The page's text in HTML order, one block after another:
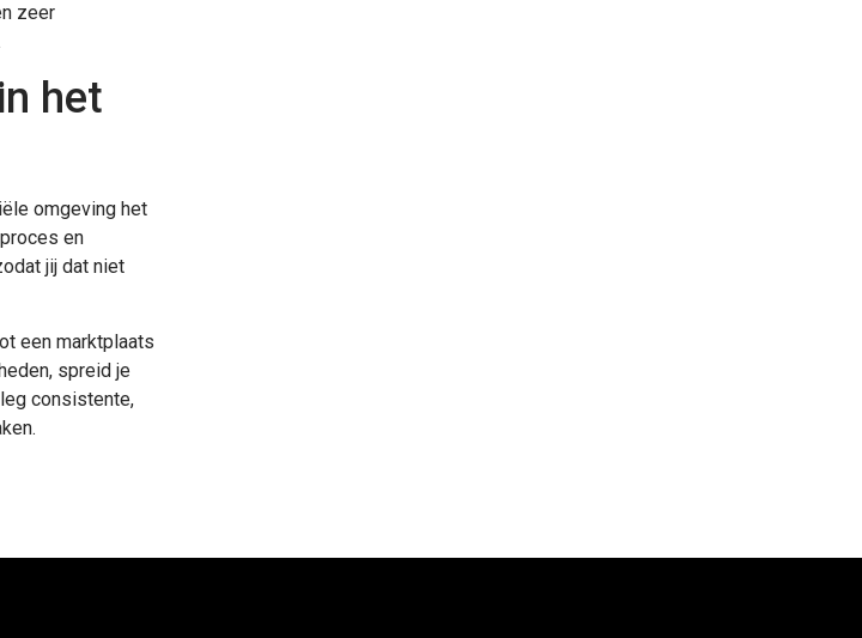
zeer
het
omgeving het
en
jij dat niet
een marktplaats
spreid je
consistente,